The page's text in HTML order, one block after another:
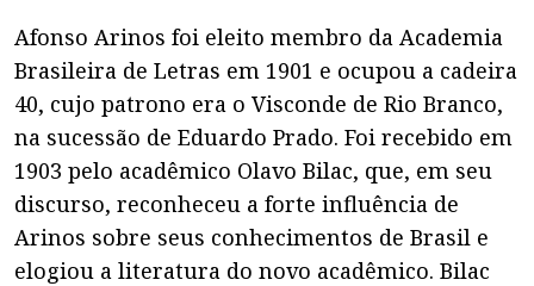
Afonso Arinos foi eleito membro da Academia
Brasileira de Letras em 1901 e ocupou a cadeira
40, cujo patrono era o Visconde de Rio Branco,
na sucessão de Eduardo Prado. Foi recebido em
1903 pelo acadêmico Olavo Bilac, que, em seu
discurso, reconheceu a forte influência de
Arinos sobre seus conhecimentos de Brasil e
elogiou a literatura do novo acadêmico. Bilac